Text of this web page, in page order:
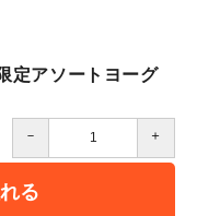
定アソートヨーグ
－ ＋
る